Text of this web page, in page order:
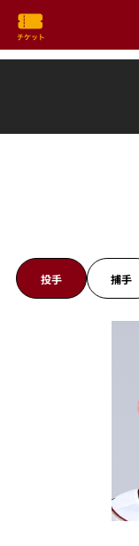
投手 捕手